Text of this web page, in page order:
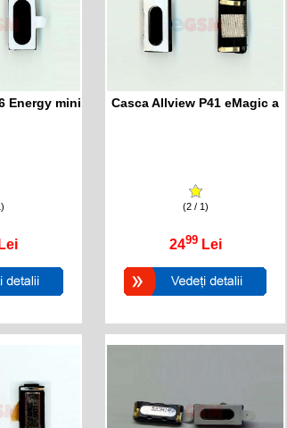
Energy mini
Lei
Casca Allview P41 eMagic a
(2 / 1)
2499 Lei